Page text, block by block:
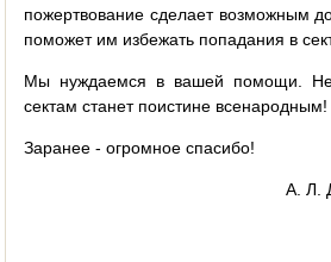
пожертвование сделает возможным
поможет им избежать попадания в
Мы нуждаемся в вашей помощи. Не
сектам станет поистине всенародным!
Заранее - огромное спасибо!
А. Л.